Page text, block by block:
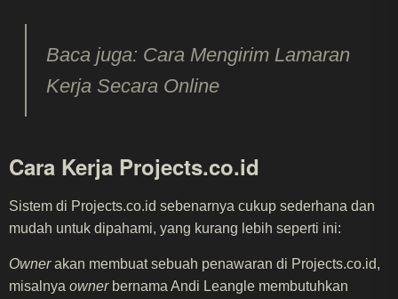
Baca juga: Cara Mengirim Lamaran
Kerja Secara Online
Cara Kerja Projects.co.id
Sistem di Projects.co.id sebenarnya cukup sederhana dan
mudah untuk dipahami, yang kurang lebih seperti ini:
Ownerakan membuat sebuah penawaran di Projects.co.id,
misalnya ownerbernama Andi Leangle membutuhkan